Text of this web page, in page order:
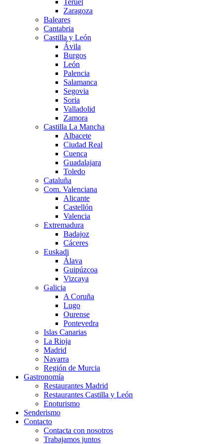
Zaragoza
Baleares
Cantabria
Castilla y León
Ávila
Burgos
León
Palencia
Salamanca
Segovia
Soria
Valladolid
Zamora
Castilla La Mancha
Albacete
Ciudad Real
Cuenca
Guadalajara
Toledo
Cataluña
Com. Valenciana
Alicante
Castellón
Valencia
Extremadura
Badajoz
Cáceres
Euskadi
Álava
Guipúzcoa
Vizcaya
Galicia
A Coruña
Lugo
Ourense
Pontevedra
Islas Canarias
La Rioja
Madrid
Navarra
Región de Murcia
Gastronomía
Restaurantes Madrid
Restaurantes Castilla y León
Enoturismo
Senderismo
Contacto
Contacta con nosotros
Trabajamos juntos